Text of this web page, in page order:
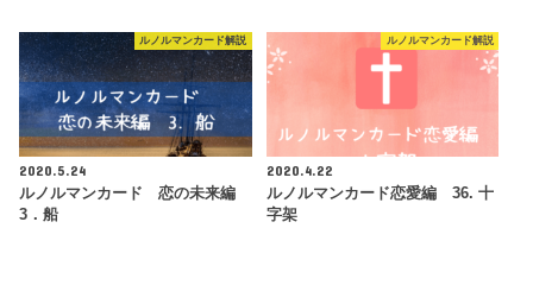
ルノルマンカード解説
2020.5.24
ルノルマンカード 恋の未来編
3．船
ルノルマンカード解説
2020.4.22
ルノルマンカード恋愛編 36. 十
字架